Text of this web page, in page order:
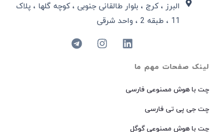
لینک صفحات مهم ما
چت با هوش مصنوعی فارسی
چت جی پی تی فارسی
چت با هوش مصنوعی گوگل
البرز ، کرج ، بلوار طالقانی جنوبی ، کوچه گلها ، پلاک
11 ، طبقه 2 ، واحد شرقی